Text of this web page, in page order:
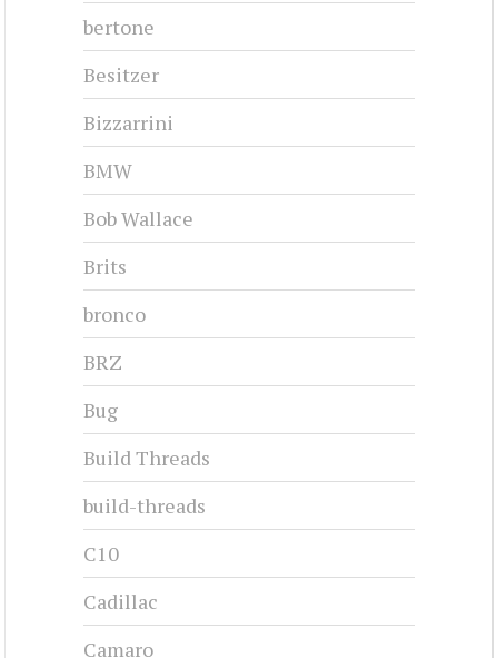
CHRYSLER NEW YORKER - 1965
1965-1968
CHRYSLER NEW YORKER - 1955
1955-1956